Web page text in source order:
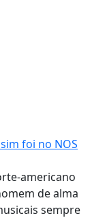
foi no NOS
americano
de alma
sempre